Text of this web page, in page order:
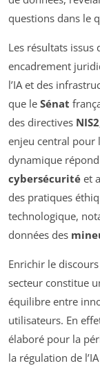
questions dans le
Les résultats issus
encadrement
l’IA et des
que le Sénat
des directives NIS2
enjeu central pour
dynamique
cybersécurité et
des pratiques
technologique,
données des
Enrichir le
secteur constitue
équilibre entre
utilisateurs. En
élaboré pour la
la régulation de